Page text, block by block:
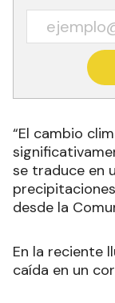
“El cambio
se traduce en
desde la
En la reciente
caída en un